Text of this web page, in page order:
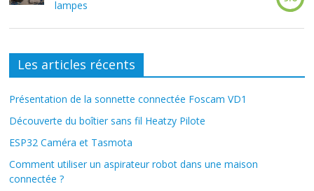
lampes
Les articles récents
Présentation de la sonnette connectée Foscam VD1
Découverte du boîtier sans fil Heatzy Pilote
ESP32 Caméra et Tasmota
Comment utiliser un aspirateur robot dans une maison
connectée ?